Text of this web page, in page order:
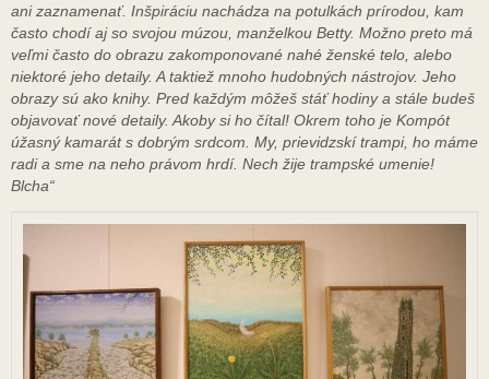
ani zaznamenať. Inšpiráciu nachádza na potulkách prírodou, kam
často chodí aj so svojou múzou, manželkou Betty. Možno preto má
veľmi často do obrazu zakomponované nahé ženské telo, alebo
niektoré jeho detaily. A taktiež mnoho hudobných nástrojov. Jeho
obrazy sú ako knihy. Pred každým môžeš stáť hodiny a stále budeš
objavovať nové detaily. Akoby si ho čítal! Okrem toho je Kompót
úžasný kamarát s dobrým srdcom. My, prievidzskí trampi, ho máme
radi a sme na neho právom hrdí. Nech žije trampské umenie!
Blcha“